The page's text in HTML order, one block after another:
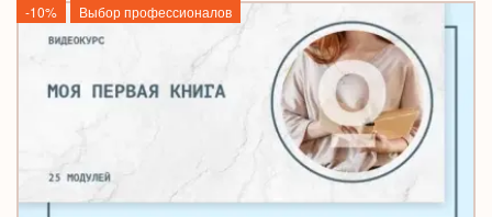
-10% Выбор профессионалов